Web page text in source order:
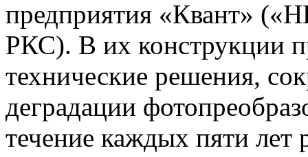
предприятия «Квант»
РКС). В их конструкции
технические решения,
деградации
течение каждых пяти лет